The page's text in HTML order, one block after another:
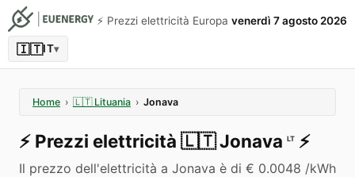
⚡️ Prezzi elettricità Europa venerdì 7 agosto 2026
🇮🇹IT▾
Home › 🇱🇹 Lituania › Jonava
⚡️ Prezzi elettricità 🇱🇹Jonava LT ⚡️
Il prezzo dell'elettricità a Jonava è di € 0.0048 /kWh